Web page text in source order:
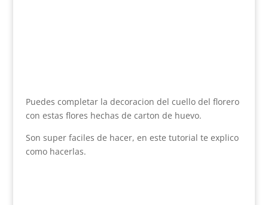
Puedes completar la decoracion del cuello del florero
con estas flores hechas de carton de huevo.
Son super faciles de hacer, en este tutorial te explico
como hacerlas.